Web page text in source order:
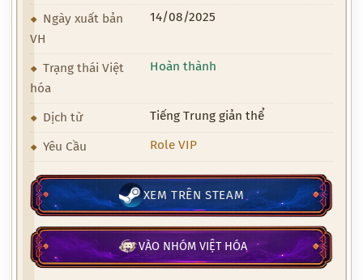
Ngày xuất bản
VH
14/08/2025
Trạng thái Việt
hóa
Hoàn thành
Dịch từ Tiếng Trung giản thể
Yêu Cầu Role VIP
XEM TRÊN STEAM
VÀO NHÓM VIỆT HÓA